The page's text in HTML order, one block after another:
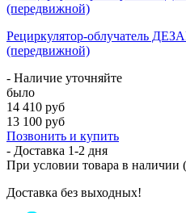
Рециркулятор-облучатель
(передвижной)
- Наличие уточняйте
было
14 410 руб
13 100 руб
Позвонить и купить
- Доставка 1-2 дня
При условии товара в наличии
Доставка без выходных!